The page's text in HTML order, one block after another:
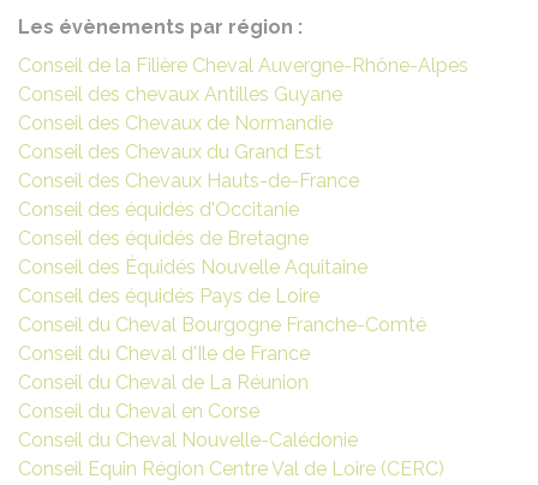
Les évènements par région :
Conseil de la Filière Cheval Auvergne-Rhône-Alpes
Conseil des chevaux Antilles Guyane
Conseil des Chevaux de Normandie
Conseil des Chevaux du Grand Est
Conseil des Chevaux Hauts-de-France
Conseil des équidés d'Occitanie
Conseil des équidés de Bretagne
Conseil des Équidés Nouvelle Aquitaine
Conseil des équidés Pays de Loire
Conseil du Cheval Bourgogne Franche-Comté
Conseil du Cheval d'Ile de France
Conseil du Cheval de La Réunion
Conseil du Cheval en Corse
Conseil du Cheval Nouvelle-Calédonie
Conseil Equin Région Centre Val de Loire (CERC)